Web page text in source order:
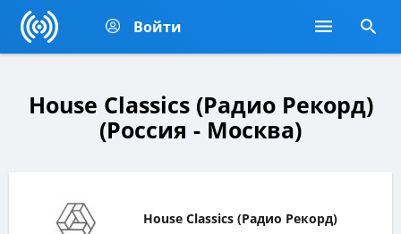
Войти
House Classics (Радио Рекорд)
(Россия - Москва)
House Classics (Радио Рекорд)